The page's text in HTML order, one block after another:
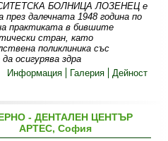
БОЛНИЦА ЛОЗЕНЕЦ е
през далечната 1948 година по
практиката в бившите
стран, като
поликлиника със
осигурява здра
Информация
Галерия Дейност
- ДЕНТАЛЕН ЦЕНТЪР
АРТЕС, София